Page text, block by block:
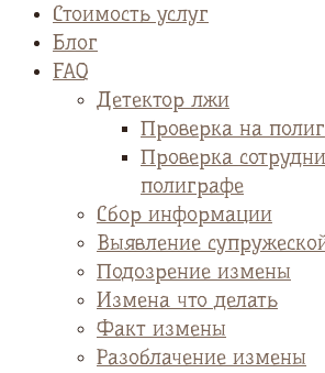
Стоимость услуг
Блог
FAQ
Детектор лжи
Проверка на
Проверка
полиграфе
Сбор информации
Выявление
Подозрение измены
Измена что делать
Факт измены
Разоблачение измены